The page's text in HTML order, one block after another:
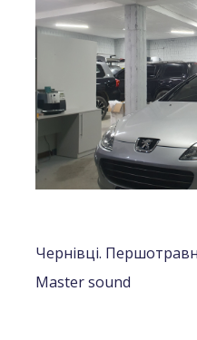
Чернівці.
Master sound